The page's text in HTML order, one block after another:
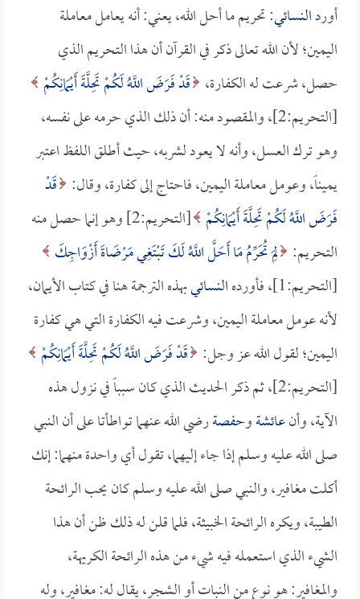
أوردالنسائي: تحريم ما أحل الله، يعني: أنه يعامل معاملة
اليمين؛ لأن الله تعالى ذكر في القرآن أن هذا التحريم الذي
حصل، شرعت له الكفارة، قَدْ فَرَضَ اللَّهُ لَكُمْ تَحِلَّةَ أَيْمَانِكُمْ
[التحريم:2]، والمقصود منه: أن ذلك الذي حرمه على نفسه،
وهو ترك العسل، وأنه لا يعود لشربه، حيث أطلق اللفظ اعتبر
يميناً، وعومل معاملة اليمين، فاحتاج إلى كفارة، وقال: قَدْ
فَرَضَ اللَّهُ لَكُمْ تَحِلَّةَ أَيْمَانِكُمْ
[التحريم:2] وهو إنما حصل منه
التحريم: لِمَ تُحَرِّمُ مَا أَحَلَّ اللَّهُ لَكَ تَبْتَغِي مَرْضَاةَ أَزْوَاجِكَ
[التحريم:1]، فأورده
النسائيبهذه الترجمة هنا في كتاب الأيمان،
لأنه عومل معاملة اليمين، وشرعت فيه الكفارة التي هي كفارة
اليمين؛ لقول الله عز وجل: قَدْ فَرَضَ اللَّهُ لَكُمْ تَحِلَّةَ أَيْمَانِكُمْ
[التحريم:2]، ثم ذكر الحديث الذي كان سبباً في نزول هذه
الآية، وأنعائشةوحفصةرضي الله عنهما تواطأتا على أن النبي
صلى الله عليه وسلم إذا جاء إليهما، تقول أي واحدة منهما: إنك
أكلت مغافير، والنبي صلى الله عليه وسلم كان يحب الرائحة
الطيبة، ويكره الرائحة الخبيثة، فلما قلن له ذلك ظن أن هذا
الشيء الذي استعمله فيه شيء من هذه الرائحة الكريهة،
والمغافير: هو نوع من النبات أو الشجر، يقال له: مغافير، وله